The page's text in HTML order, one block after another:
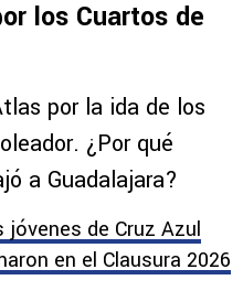
los Cuartos de
por la ida de los
¿Por qué
a Guadalajara?
jóvenes de Cruz Azul
en el Clausura 2026